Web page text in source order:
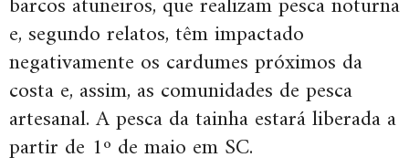
e, segundo relatos, têm impactado
negativamente os cardumes próximos da
costa e, assim, as comunidades de pesca
artesanal. A pesca da tainha estará liberada a
partir de 1º de maio em SC.